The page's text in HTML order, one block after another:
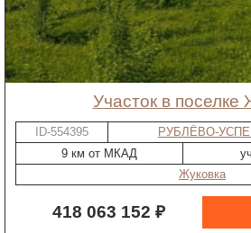
участок в поселке
ID-554395
РУБЛЁВО-
9 км от МКАД
Жуковка
418 063 152 ₽